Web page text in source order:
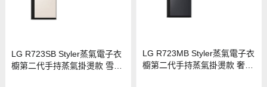
LG R723SB Styler蒸氣電子衣
櫥第二代手持蒸氣掛燙款 雪霧
LG R723MB Styler蒸氣電子衣
櫥第二代手持蒸氣掛燙款 奢華